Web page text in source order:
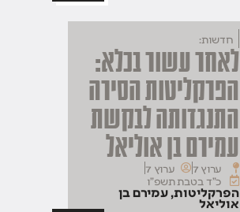
חדשות:
לאחר עשור בכלא:
הפרקליטות הסירה
התנגדותה לבקשת
עמירם בן אוליאל
ערוץ 7
ערוץ 7
כ"ד בטבת תשפ"ו
הפרקליטות,עמירם בן
אוליאל